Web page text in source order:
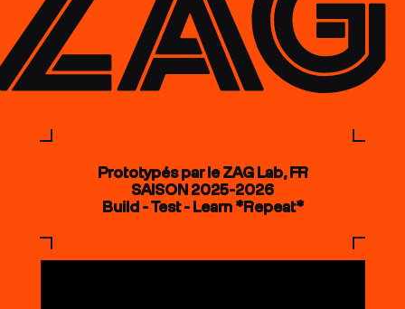
Prototypés par le ZAG Lab, FR
SAISON 2025-2026
Build - Test - Learn *Repeat*